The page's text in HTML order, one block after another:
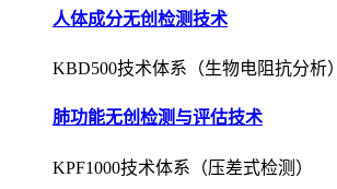
人体成分无创检测技术
KBD500技术体系（生物电阻抗分析）
肺功能无创检测与评估技术
KPF1000技术体系（压差式检测）